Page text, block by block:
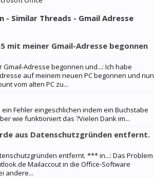
- Similar Threads - Gmail Adresse
mit meiner Gmail-Adresse begonnen
Adresse begonnen und...: Ich habe
auf meinem neuen PC begonnen und nun
vom alten PC zu...
Fehler eingeschlichen indem ein Buchstabe
wie funktioniert das ?Vielen Dank im...
aus Datenschutzgründen entfernt.
entfernt. *** in...: Das Problem
Mailaccout in die Office-Software
andere...